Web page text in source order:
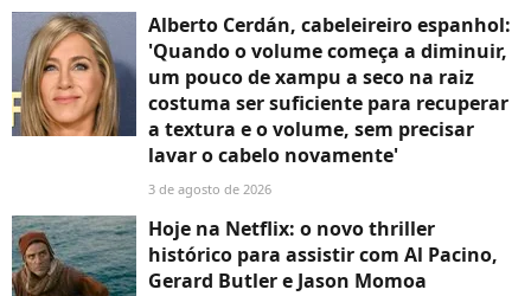
Alberto Cerdán, cabeleireiro espanhol:
'Quando o volume começa a diminuir,
um pouco de xampu a seco na raiz
costuma ser suficiente para recuperar
a textura e o volume, sem precisar
lavar o cabelo novamente'
3 de agosto de 2026
Hoje na Netflix: o novo thriller
histórico para assistir com Al Pacino,
Gerard Butler e Jason Momoa